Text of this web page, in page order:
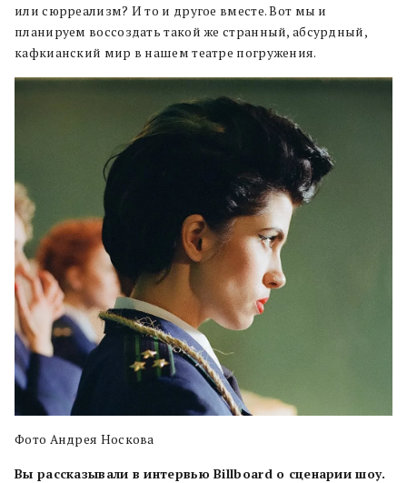
или сюрреализм? И то и другое вместе. Вот мы и
планируем воссоздать такой же странный, абсурдный,
кафкианский мир в нашем театре погружения.
Фото Андрея Носкова
Вы рассказывали в интервью Billboard o сценарии шоу.